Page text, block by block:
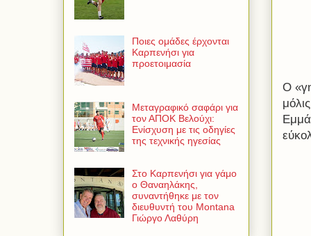
Ο
Ποιες ομάδες έρχονται
Καρπενήσι για
προετοιμασία
Μεταγραφικό σαφάρι για
τον ΑΠΟΚ Βελούχι:
Ενίσχυση με τις οδηγίες
της τεχνικής ηγεσίας
Στο Καρπενήσι για γάμο
ο Θαναηλάκης,
συναντήθηκε με τον
διευθυντή του Montana
Γιώργο Λαθύρη